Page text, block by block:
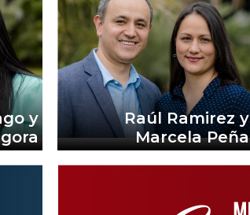
y
Raúl Ramirez y
Marcela Peña